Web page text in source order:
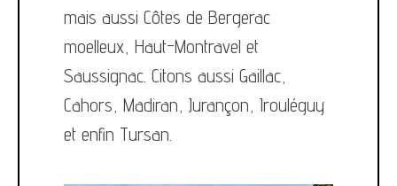
mais aussi Côtes de Bergerac
moelleux, Haut-Montravel et
Saussignac. Citons aussi Gaillac,
Cahors, Madiran, Jurançon, Irouléguy
et enfin Tursan.